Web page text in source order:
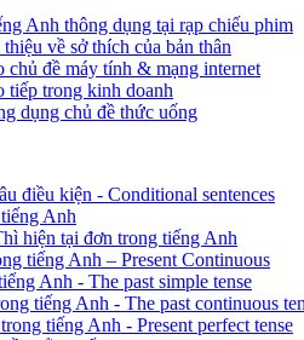
Anh thông dụng tại rạp chiếu phim
về sở thích của bản thân
đề máy tính & mạng internet
trong kinh doanh
dụng chủ đề thức uống
điều kiện - Conditional sentences
Anh
hiện tại đơn trong tiếng Anh
tiếng Anh – Present Continuous
Anh - The past simple tense
tiếng Anh - The past continuous
tiếng Anh - Present perfect tense